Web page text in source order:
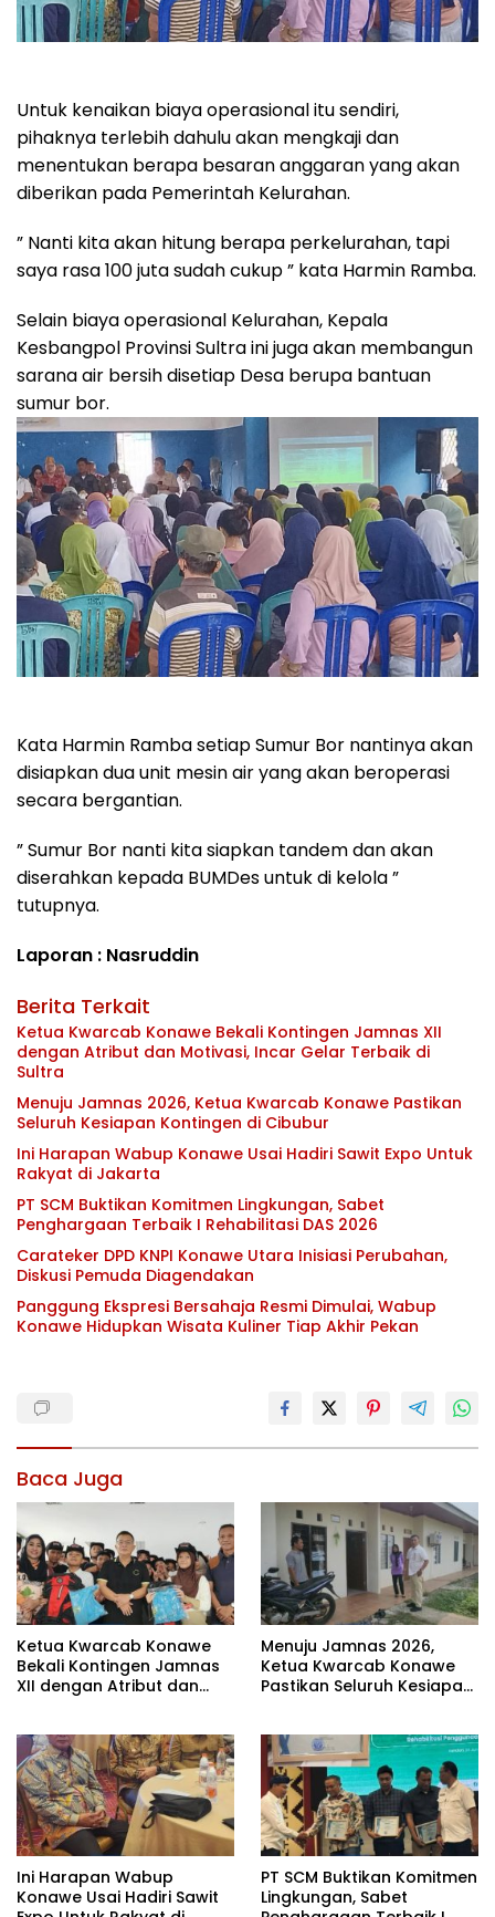
Untuk kenaikan biaya operasional itu sendiri,
pihaknya terlebih dahulu akan mengkaji dan
menentukan berapa besaran anggaran yang akan
diberikan pada Pemerintah Kelurahan.
” Nanti kita akan hitung berapa perkelurahan, tapi
saya rasa 100 juta sudah cukup ” kata Harmin Ramba.
Selain biaya operasional Kelurahan, Kepala
Kesbangpol Provinsi Sultra ini juga akan membangun
sarana air bersih disetiap Desa berupa bantuan
sumur bor.
Kata Harmin Ramba setiap Sumur Bor nantinya akan
disiapkan dua unit mesin air yang akan beroperasi
secara bergantian.
” Sumur Bor nanti kita siapkan tandem dan akan
diserahkan kepada BUMDes untuk di kelola ”
tutupnya.
Laporan : Nasruddin
Berita Terkait
Ketua Kwarcab Konawe Bekali Kontingen Jamnas XII
dengan Atribut dan Motivasi, Incar Gelar Terbaik di
Sultra
Menuju Jamnas 2026, Ketua Kwarcab Konawe Pastikan
Seluruh Kesiapan Kontingen di Cibubur
Ini Harapan Wabup Konawe Usai Hadiri Sawit Expo Untuk
Rakyat di Jakarta
PT SCM Buktikan Komitmen Lingkungan, Sabet
Penghargaan Terbaik I Rehabilitasi DAS 2026
Carateker DPD KNPI Konawe Utara Inisiasi Perubahan,
Diskusi Pemuda Diagendakan
Panggung Ekspresi Bersahaja Resmi Dimulai, Wabup
Konawe Hidupkan Wisata Kuliner Tiap Akhir Pekan
Baca Juga
Ketua Kwarcab Konawe
Bekali Kontingen Jamnas
XII dengan Atribut dan
Menuju Jamnas 2026,
Ketua Kwarcab Konawe
Pastikan Seluruh Kesiapan
Ini Harapan Wabup
Konawe Usai Hadiri Sawit
PT SCM Buktikan Komitmen
Lingkungan, Sabet